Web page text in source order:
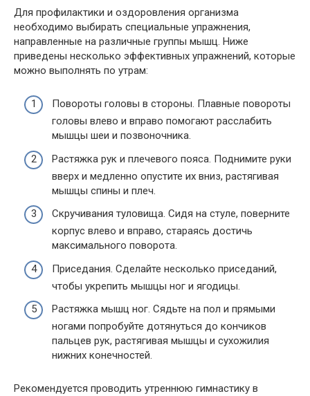
Для профилактики и оздоровления организма
необходимо выбирать специальные упражнения,
направленные на различные группы мышц. Ниже
приведены несколько эффективных упражнений, которые
можно выполнять по утрам:
Повороты головы в стороны. Плавные повороты
головы влево и вправо помогают расслабить
мышцы шеи и позвоночника.
Растяжка рук и плечевого пояса. Поднимите руки
вверх и медленно опустите их вниз, растягивая
мышцы спины и плеч.
Скручивания туловища. Сидя на стуле, поверните
корпус влево и вправо, стараясь достичь
максимального поворота.
Приседания. Сделайте несколько приседаний,
чтобы укрепить мышцы ног и ягодицы.
Растяжка мышц ног. Сядьте на пол и прямыми
ногами попробуйте дотянуться до кончиков
пальцев рук, растягивая мышцы и сухожилия
нижних конечностей.
Рекомендуется проводить утреннюю гимнастику в